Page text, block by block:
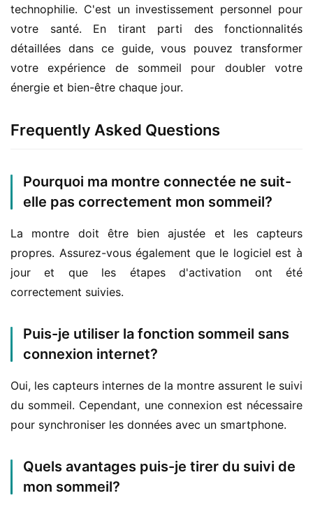
technophilie. C'est un investissement personnel pour
votre santé. En tirant parti des fonctionnalités
détaillées dans ce guide, vous pouvez transformer
votre expérience de sommeil pour doubler votre
énergie et bien-être chaque jour.
Frequently Asked Questions
Pourquoi ma montre connectée ne suit-
elle pas correctement mon sommeil?
La montre doit être bien ajustée et les capteurs
propres. Assurez-vous également que le logiciel est à
jour et que les étapes d'activation ont été
correctement suivies.
Puis-je utiliser la fonction sommeil sans
connexion internet?
Oui, les capteurs internes de la montre assurent le suivi
du sommeil. Cependant, une connexion est nécessaire
pour synchroniser les données avec un smartphone.
Quels avantages puis-je tirer du suivi de
mon sommeil?